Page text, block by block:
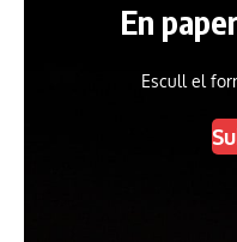
En
Escull el